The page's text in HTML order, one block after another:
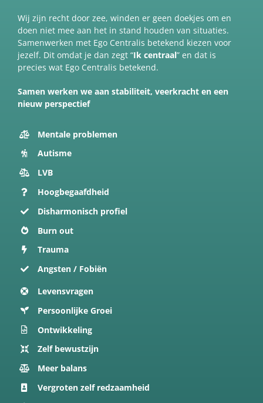
Wij zijn recht door zee, winden er geen doekjes om en
doen niet mee aan het in stand houden van situaties.
Samenwerken met Ego Centralis betekend kiezen voor
jezelf. Dit omdat je dan zegt “Ik centraal” en dat is
precies wat Ego Centralis betekend.
Samen werken we aan stabiliteit, veerkracht en een
nieuw perspectief
Mentale problemen
Autisme
LVB
Hoogbegaafdheid
Disharmonisch profiel
Burn out
Trauma
Angsten / Fobiën
Levensvragen
Persoonlijke Groei
Ontwikkeling
Zelf bewustzijn
Meer balans
Vergroten zelf redzaamheid